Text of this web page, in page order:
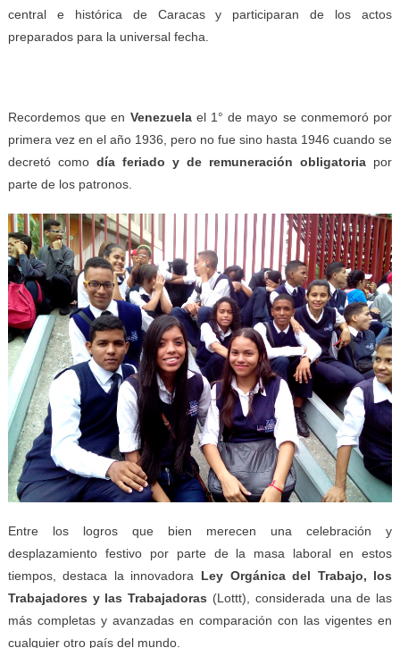
central e histórica de Caracas y participaran de los actos
preparados para la universal fecha.
Recordemos que en Venezuela el 1° de mayo se conmemoró por
primera vez en el año 1936, pero no fue sino hasta 1946 cuando se
decretó como día feriado y de remuneración obligatoria por
parte de los patronos.
Entre los logros que bien merecen una celebración y
desplazamiento festivo por parte de la masa laboral en estos
tiempos, destaca la innovadora Ley Orgánica del Trabajo, los
Trabajadores y las Trabajadoras (Lottt), considerada una de las
más completas y avanzadas en comparación con las vigentes en
cualquier otro país del mundo.